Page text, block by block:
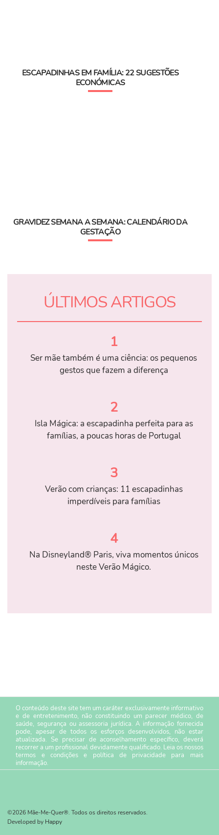
ESCAPADINHAS EM FAMÍLIA: 22 SUGESTÕES
ECONÓMICAS
GRAVIDEZ SEMANA A SEMANA: CALENDÁRIO DA
GESTAÇÃO
ÚLTIMOS ARTIGOS
1
Ser mãe também é uma ciência: os pequenos
gestos que fazem a diferença
2
Isla Mágica: a escapadinha perfeita para as
famílias, a poucas horas de Portugal
3
Verão com crianças: 11 escapadinhas
imperdíveis para famílias
4
Na Disneyland® Paris, viva momentos únicos
neste Verão Mágico.
O conteúdo deste site tem um caráter exclusivamente informativo
e de entretenimento, não constituindo um parecer médico, de
saúde, segurança ou assessoria jurídica. A informação fornecida
pode, apesar de todos os esforços desenvolvidos, não estar
atualizada. Se precisar de aconselhamento específico, deverá
recorrer a um profissional devidamente qualificado. Leia os nossos
termos e condiçõese política de privacidade para mais
informação.
©2026 Mãe-Me-Quer®. Todos os direitos reservados.
Developed by Happy